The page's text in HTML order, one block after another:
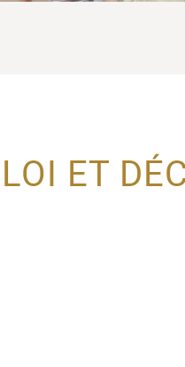
ET